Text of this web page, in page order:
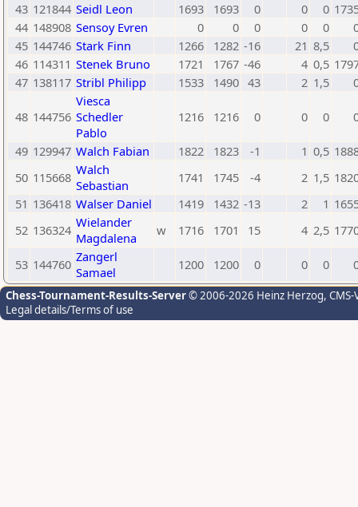
43 121844 Seidl Leon 1693 1693 0 0 0
44 148908 Sensoy Evren 0 0 0 0 0
45 144746 Stark Finn 1266 1282 -16 21 8,5
46 114311 Stenek Bruno 1721 1767 -46 4 0,5
47 138117 Stribl Philipp 1533 1490 43 2 1,5
48 144756
Viesca
Schedler
Pablo
1216 1216 0 0 0
49 129947 Walch Fabian 1822 1823 -1 1 0,5
50 115668 Walch
Sebastian
1741 1745 -4 2 1,5
51 136418 Walser Daniel 1419 1432 -13 2 1
52 136324 Wielander
Magdalena
w 1716 1701 15 4 2,5
53 144760 Zangerl
Samael
1200 1200 0 0 0
Chess-Tournament-Results-Server© 2006-2026 Heinz Herzog,
Legal details/Terms of use